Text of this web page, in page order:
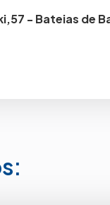
- Bateias de